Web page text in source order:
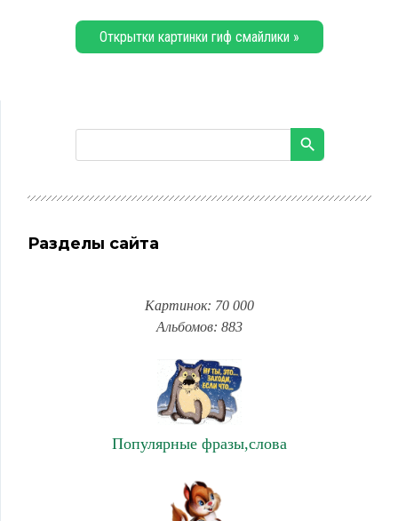
Открытки картинки гиф смайлики »
Разделы сайта
Картинок: 70 000
Альбомов: 883
Популярные фразы,слова